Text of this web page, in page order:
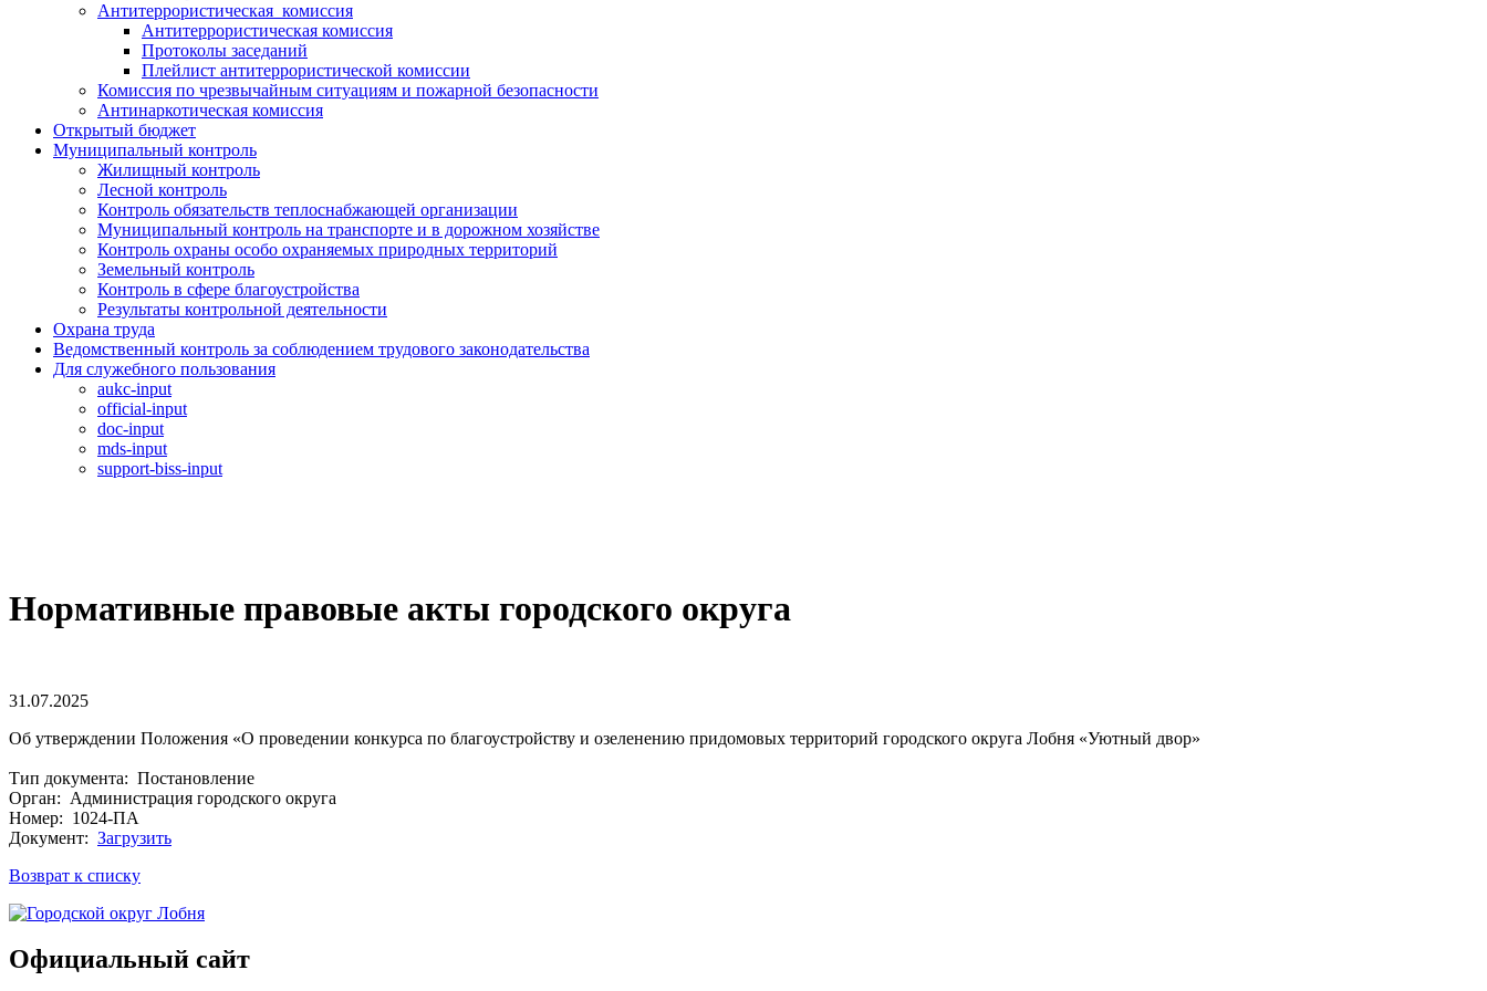
Антитеррористическая комиссия
Антитеррористическая комиссия
Протоколы заседаний
Плейлист антитеррористической комиссии
Комиссия по чрезвычайным ситуациям и пожарной безопасности
Антинаркотическая комиссия
Открытый бюджет
Муниципальный контроль
Жилищный контроль
Лесной контроль
Контроль обязательств теплоснабжающей организации
Муниципальный контроль на транспорте и в дорожном хозяйстве
Контроль охраны особо охраняемых природных территорий
Земельный контроль
Контроль в сфере благоустройства
Результаты контрольной деятельности
Охрана труда
Ведомственный контроль за соблюдением трудового законодательства
Для служебного пользования
aukc-input
official-input
doc-input
mds-input
support-biss-input
Нормативные правовые акты городского округа
31.07.2025
Об утверждении Положения «О проведении конкурса по благоустройству и озеленению придомовых территорий городского округа Лобня «Уютный двор»
Тип документа: Постановление
Орган: Администрация городского округа
Номер: 1024-ПА
Документ: Загрузить
Возврат к списку
Официальный сайт